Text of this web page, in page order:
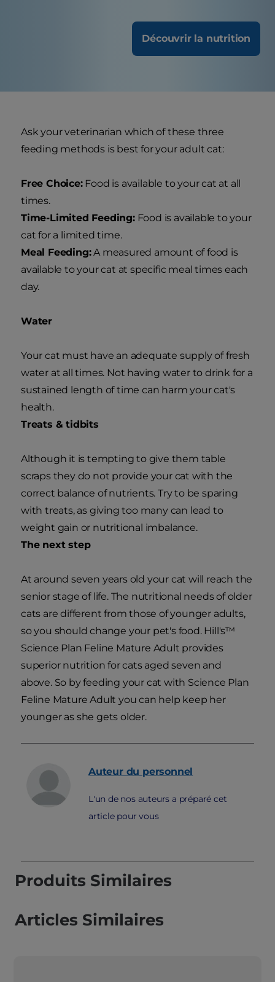
Découvrir la nutrition
Ask your veterinarian which of these three
feeding methods is best for your adult cat:
Free Choice:Food is available to your cat at all
times.
Time-Limited Feeding:Food is available to your
cat for a limited time.
Meal Feeding:A measured amount of food is
available to your cat at specific meal times each
day.
Water
Your cat must have an adequate supply of fresh
water at all times. Not having water to drink for a
sustained length of time can harm your cat's
health.
Treats & tidbits
Although it is tempting to give them table
scraps they do not provide your cat with the
correct balance of nutrients. Try to be sparing
with treats, as giving too many can lead to
weight gain or nutritional imbalance.
The next step
At around seven years old your cat will reach the
senior stage of life. The nutritional needs of older
cats are different from those of younger adults,
so you should change your pet's food. Hill's™
Science Plan Feline Mature Adult provides
superior nutrition for cats aged seven and
above. So by feeding your cat with Science Plan
Feline Mature Adult you can help keep her
younger as she gets older.
Auteur du personnel
L'un de nos auteurs a préparé cet
article pour vous
Produits Similaires
Articles Similaires